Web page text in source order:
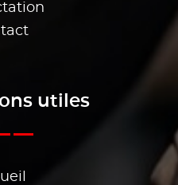
utiles